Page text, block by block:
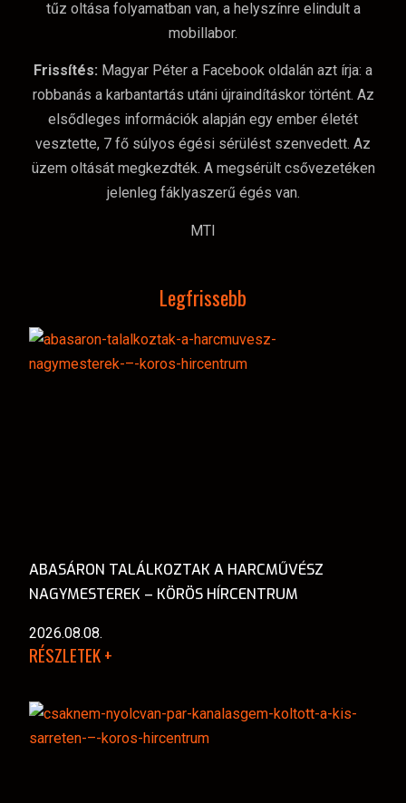
tűz oltása folyamatban van, a helyszínre elindult a
mobillabor.
Frissítés: Magyar Péter a Facebook oldalán azt írja: a
robbanás a karbantartás utáni újraindításkor történt. Az
elsődleges információk alapján egy ember életét
vesztette, 7 fő súlyos égési sérülést szenvedett. Az
üzem oltását megkezdték. A megsérült csővezetéken
jelenleg fáklyaszerű égés van.
MTI
Legfrissebb
ABASÁRON TALÁLKOZTAK A HARCMŰVÉSZ
NAGYMESTEREK – KÖRÖS HÍRCENTRUM
2026.08.08.
RÉSZLETEK +